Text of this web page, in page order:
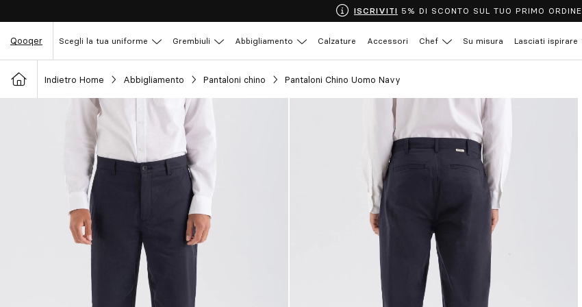
ISCRIVITI 5% DI SCONTO SUL TUO PRIMO ORDINE
Qooqer Scegli la tua uniforme Grembiuli Abbigliamento Calzature Accessori Chef Su misura Lasciati ispirare
Indietro Home Abbigliamento Pantaloni chino Pantaloni Chino Uomo Navy